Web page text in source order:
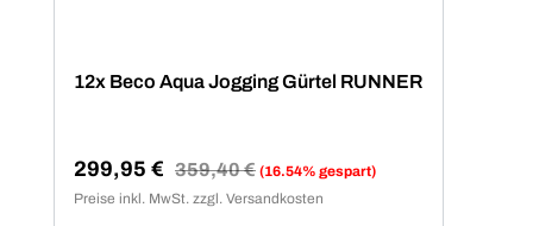
die richtige Schwimmtechnik. Beco setzt
Neopren bietet den Kindern eine
komfortable Bewegungsfreiheit.
12x Beco Aqua Jogging Gürtel RUNNER
Verkaufspreis:
299,95 € Regulärer Preis:
359,40 € (16.54% gespart)
Preise inkl. MwSt. zzgl. Versandkosten